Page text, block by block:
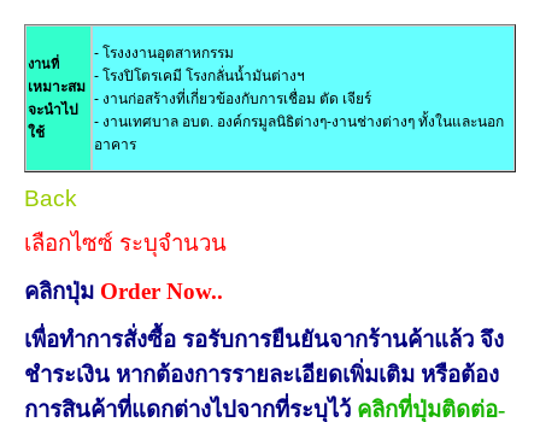
งานที่
เหมาะสม
จะนำไป
ใช้
- โรงงงานอุตสาหกรรม
- โรงปิโตรเคมี โรงกลั่นน้ำมันต่างฯ
- งานก่อสร้างที่เกี่ยวข้องกับการเชื่อม ตัด เจียร์
- งานเทศบาล อบต. องค์กรมูลนิธิต่างๆ-งานช่างต่างๆ ทั้งในและนอก
อาคาร
Back
เลือกไซซ์ ระบุจำนวน
คลิกปุ่ม Order Now..
เพื่อทำการสั่งซื้อ รอรับการยืนยันจากร้านค้าแล้ว จึง
ชำระเงิน หากต้องการรายละเอียดเพิ่มเติม หรือต้อง
การสินค้าที่แดกต่างไปจากที่ระบุไว้ คลิกที่ปุ่มติดต่อ-